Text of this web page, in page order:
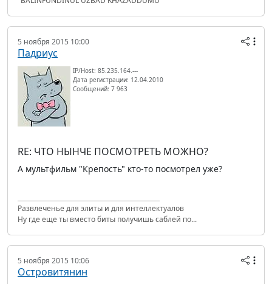
5 ноября 2015 10:00
Падриус
IP/Host: 85.235.164.---
Дата регистрации: 12.04.2010
Сообщений: 7 963
RE: ЧТО НЫНЧЕ ПОСМОТРЕТЬ МОЖНО?
А мультфильм "Крепость" кто-то посмотрел уже?
Развлеченье для элиты и для интеллектуалов
Ну где еще ты вместо биты получишь саблей по...
5 ноября 2015 10:06
Островитянин